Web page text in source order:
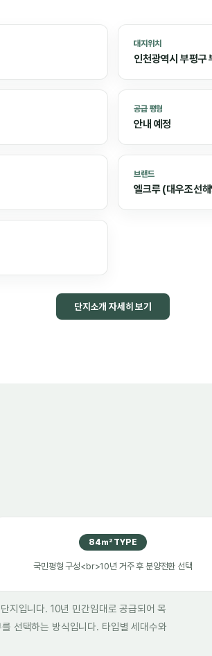
대지위치
인천광역시 부평구
공급 평형
안내 예정
브랜드
엘크루 (대우조선
단지소개 자세히 보기
84㎡ TYPE
국민평형 구성<br>10년 거주 후 분양전환 선택
입니다. 10년 민간임대로 공급되어 목
선택하는 방식입니다. 타입별 세대수와